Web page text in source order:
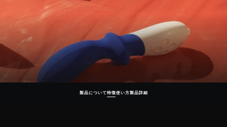
製品について特徴使い方製品詳細